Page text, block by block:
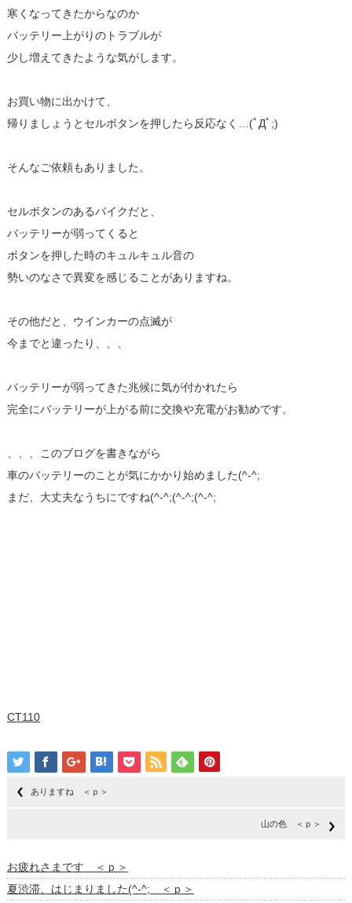
寒くなってきたからなのか
バッテリー上がりのトラブルが
少し増えてきたような気がします。
お買い物に出かけて、
帰りましょうとセルボタンを押したら反応なく…(ﾟДﾟ;)
そんなご依頼もありました。
セルボタンのあるバイクだと、
バッテリーが弱ってくると
ボタンを押した時のキュルキュル音の
勢いのなさで異変を感じることがありますね。
その他だと、ウインカーの点滅が
今までと違ったり、、、
バッテリーが弱ってきた兆候に気が付かれたら
完全にバッテリーが上がる前に交換や充電がお勧めです。
、、、このブログを書きながら
車のバッテリーのことが気にかかり始めました(^-^;
まだ、大丈夫なうちにですね(^-^;(^-^;(^-^;
CT110
ありますね ＜ｐ＞
山の色 ＜ｐ＞
お疲れさまです ＜ｐ＞
夏渋滞、はじまりました(^-^; ＜ｐ＞